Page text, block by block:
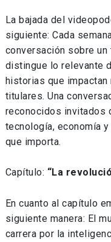
La bajada del
siguiente: Cada
conversación sobre un
distingue lo relevante
historias que
titulares. Una
reconocidos invitados
tecnología, economía
que importa.
Capítulo: “La
En cuanto al capítulo
siguiente manera: El
carrera por la